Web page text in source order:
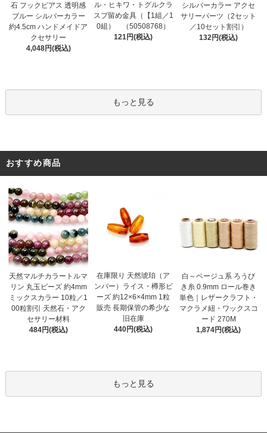
石 フックピアス 透明感
ブルー シルバーカラー
約4.5cm ハンドメイドア
クセサリー
4,048円(税込)
ル・ヒキワ・トグルクラ
スプ留め金具（【1組／1
0組） （50508768）
121円(税込)
シルバーカラー アクセ
サリーパーツ（2セット
／10セット割引）
132円(税込)
もっと見る
おすすめ商品
天然マルチカラートルマ
リン 丸玉ビーズ 約4mm
ミックスカラー 10粒／1
00粒割引 天然石・アク
セサリー材料
484円(税込)
在庫限り 天然琥珀（ア
ンバー）ライス・樽形ビ
ーズ 約12×6×4mm 1粒
販売 長期保管の希少な
旧在庫
440円(税込)
白～ベージュ系 ろうび
き糸 0.9mm ロール巻き
単色｜レザークラフト・
マクラメ紐・ワックスコ
ード 270M
1,874円(税込)
もっと見る